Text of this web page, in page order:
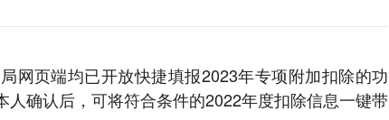
网页端均已开放快捷填报2023年专项附加扣除的功
人确认后，可将符合条件的2022年度扣除信息一键带